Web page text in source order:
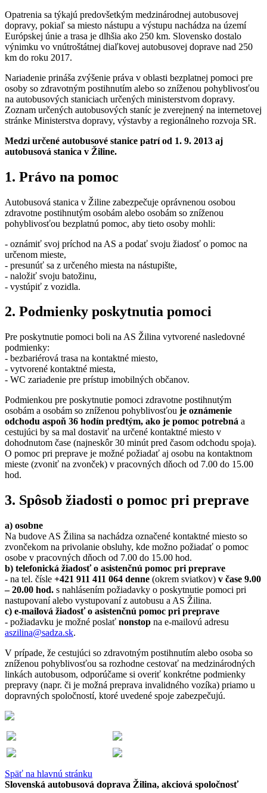
Opatrenia sa týkajú predovšetkým medzinárodnej autobusovej
dopravy, pokiaľ sa miesto nástupu a výstupu nachádza na území
Európskej únie a trasa je dlhšia ako 250 km. Slovensko dostalo
výnimku vo vnútroštátnej diaľkovej autobusovej doprave nad 250
km do roku 2017.
Nariadenie prináša zvýšenie práva v oblasti bezplatnej pomoci pre
osoby so zdravotným postihnutím alebo so zníženou pohyblivosťou
na autobusových staniciach určených ministerstvom dopravy.
Zoznam určených autobusových staníc je zverejnený na internetovej
stránke Ministerstva dopravy, výstavby a regionálneho rozvoja SR.
Medzi určené autobusové stanice patrí od 1. 9. 2013 aj
autobusová stanica v Žiline.
1. Právo na pomoc
Autobusová stanica v Žiline zabezpečuje oprávnenou osobou
zdravotne postihnutým osobám alebo osobám so zníženou
pohyblivosťou bezplatnú pomoc, aby tieto osoby mohli:
- oznámiť svoj príchod na AS a podať svoju žiadosť o pomoc na
určenom mieste,
- presunúť sa z určeného miesta na nástupište,
- naložiť svoju batožinu,
- vystúpiť z vozidla.
2. Podmienky poskytnutia pomoci
Pre poskytnutie pomoci boli na AS Žilina vytvorené nasledovné
podmienky:
- bezbariérová trasa na kontaktné miesto,
- vytvorené kontaktné miesta,
- WC zariadenie pre prístup imobilných občanov.
Podmienkou pre poskytnutie pomoci zdravotne postihnutým
osobám a osobám so zníženou pohyblivosťou je oznámenie
odchodu aspoň 36 hodín predtým, ako je pomoc potrebná a
cestujúci by sa mal dostaviť na určené kontaktné miesto v
dohodnutom čase (najneskôr 30 minút pred časom odchodu spoja).
O pomoc pri preprave je možné požiadať aj osobu na kontaktnom
mieste (zvoniť na zvonček) v pracovných dňoch od 7.00 do 15.00
hod.
3. Spôsob žiadosti o pomoc pri preprave
a) osobne
Na budove AS Žilina sa nachádza označené kontaktné miesto so
zvončekom na privolanie obsluhy, kde možno požiadať o pomoc
osobe v pracovných dňoch od 7.00 do 15.00 hod.
b) telefonická žiadosť o asistenčnú pomoc pri preprave
- na tel. čísle +421 911 411 064 denne (okrem sviatkov) v čase 9.00
– 20.00 hod. s nahlásením požiadavky o poskytnutie pomoci pri
nastupovaní alebo vystupovaní z autobusu a AS Žilina.
c) e-mailová žiadosť o asistenčnú pomoc pri preprave
- požiadavku je možné poslať nonstop na e-mailovú adresu
aszilina@sadza.sk.
V prípade, že cestujúci so zdravotným postihnutím alebo osoba so
zníženou pohyblivosťou sa rozhodne cestovať na medzinárodných
linkách autobusom, odporúčame si overiť konkrétne podmienky
prepravy (napr. či je možná preprava invalidného vozíka) priamo u
dopravných spoločností, ktoré uvedené spoje zabezpečujú.
Späť na hlavnú stránku
Slovenská autobusová doprava Žilina, akciová spoločnosť